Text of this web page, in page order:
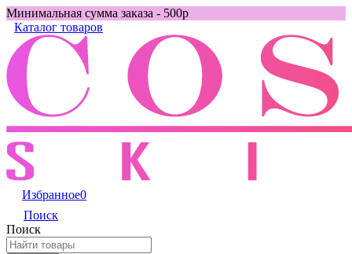
Минимальная сумма заказа - 500р
Каталог товаров
Избранное0
Поиск
Поиск